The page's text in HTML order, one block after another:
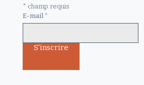
* champ requis
E-mail *